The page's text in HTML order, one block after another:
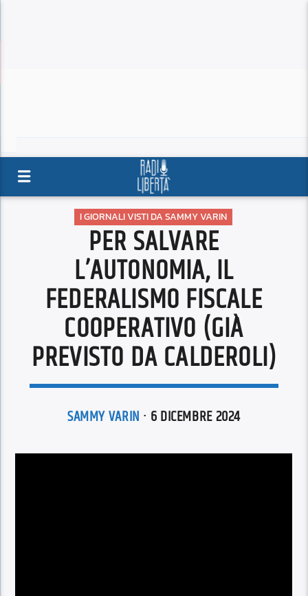
I GIORNALI VISTI DA SAMMY VARIN
PER SALVARE
L’AUTONOMIA, IL
FEDERALISMO FISCALE
COOPERATIVO (GIÀ
PREVISTO DA CALDEROLI)
SAMMY VARIN · 6 DICEMBRE 2024